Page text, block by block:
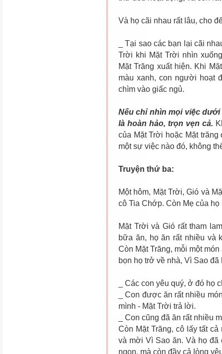
Và họ cãi nhau rất lâu, cho
_ Tại sao các bạn lại cãi
Trời khi Mặt Trời nhìn
Mặt Trăng xuất hiện. Khi
màu xanh, con người hoạt
chìm vào giấc ngủ.
Nếu chỉ nhìn mọi việc
là hoàn hảo, trọn vẹn cả.
của Mặt Trời hoặc Mặt
một sự việc nào đó, không
Truyện thứ ba:
Một hôm, Mặt Trời, Gió và
cô Tia Chớp. Còn Mẹ của
Mặt Trời và Gió rất tham
bữa ăn, họ ăn rất nhiều và
Còn Mặt Trăng, mỗi một
bọn họ trở về nhà, Vì Sao đã
_ Các con yêu quý, ở đó họ
_ Con được ăn rất nhiều
mình - Mặt Trời trả lời.
_ Con cũng đã ăn rất nhiều
Còn Mặt Trăng, cô lấy tất
và mời Vì Sao ăn. Và họ
ngon, mà còn đầy cả lòng